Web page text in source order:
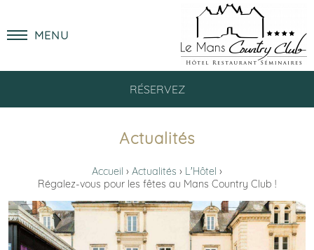
RÉSERVEZ
MENU
Actualités
Accueil Actualités
L'Hôtel
Régalez-vous pour les fêtes au Mans Country Club !